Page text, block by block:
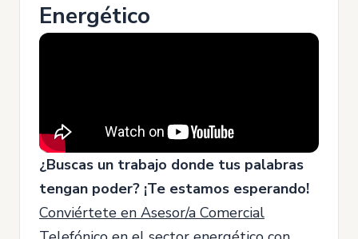
Energético
¿Buscas un trabajo donde tus palabras
tengan poder? ¡Te estamos esperando!
Conviértete en Asesor/a Comercial